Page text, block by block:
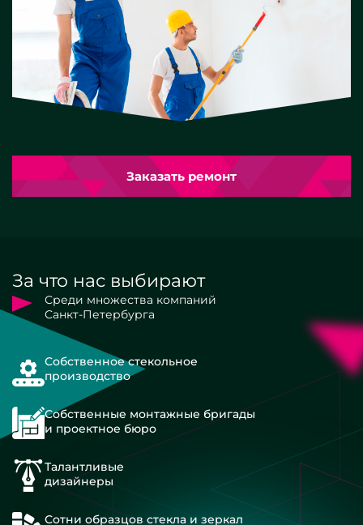
Заказать ремонт
За что нас выбирают
Среди множества компаний
Санкт-Петербурга
Собственное стекольное
производство
Собственные монтажные бригады
и проектное бюро
Талантливые
дизайнеры
Сотни образцов стекла и зеркал